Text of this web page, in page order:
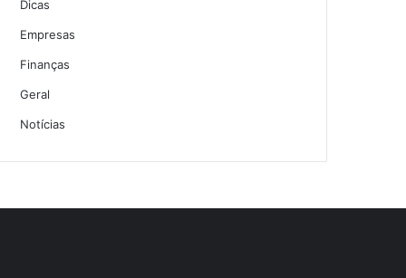
Dicas
Empresas
Finanças
Geral
Notícias